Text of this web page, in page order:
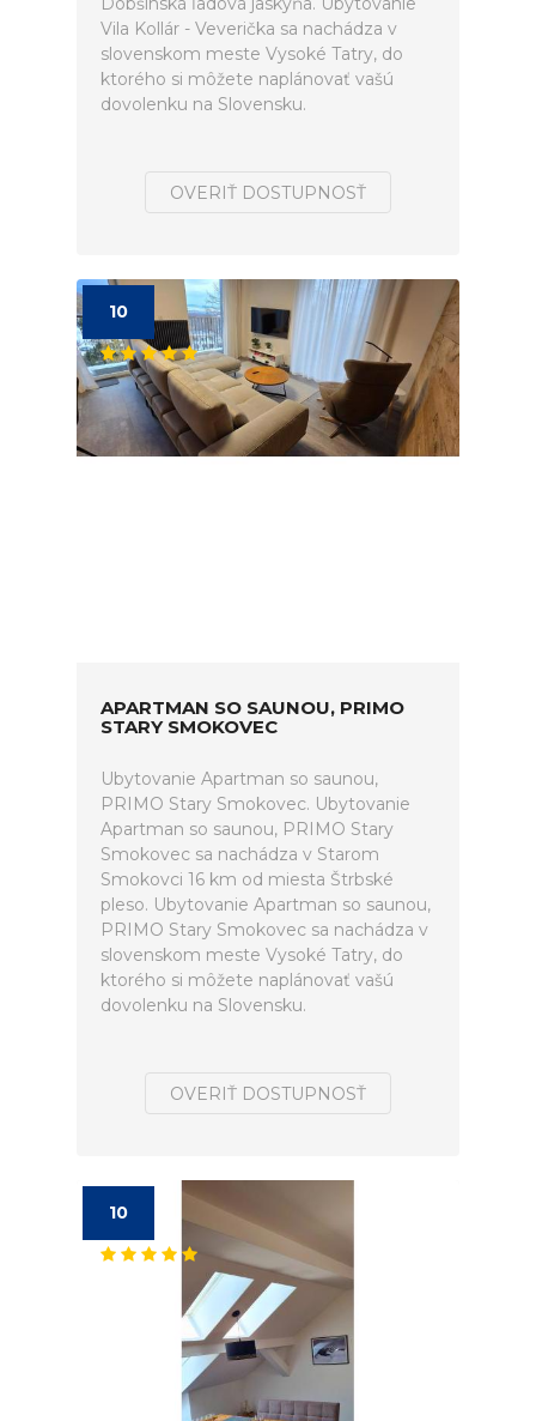
Vila Kollár - Veverička sa nachádza v
slovenskom meste Vysoké Tatry, do
ktorého si môžete naplánovať vašú
dovolenku na Slovensku.
OVERIŤ DOSTUPNOSŤ
10
APARTMAN SO SAUNOU, PRIMO
STARY SMOKOVEC
Ubytovanie Apartman so saunou,
PRIMO Stary Smokovec. Ubytovanie
Apartman so saunou, PRIMO Stary
Smokovec sa nachádza v Starom
Smokovci 16 km od miesta Štrbské
pleso. Ubytovanie Apartman so saunou,
PRIMO Stary Smokovec sa nachádza v
slovenskom meste Vysoké Tatry, do
ktorého si môžete naplánovať vašú
dovolenku na Slovensku.
OVERIŤ DOSTUPNOSŤ
10